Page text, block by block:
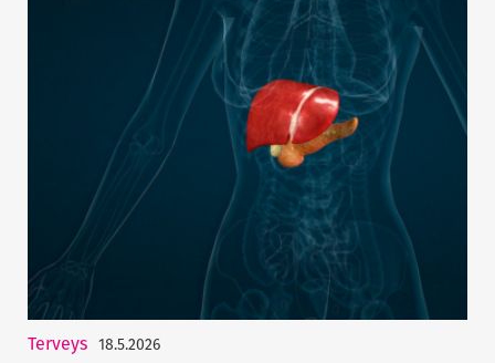
Terveys 18.5.2026